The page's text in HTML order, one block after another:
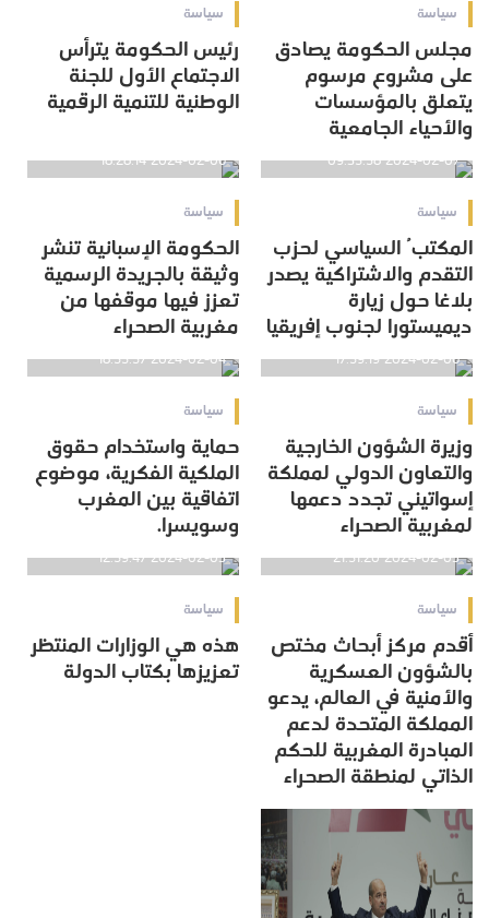
سياسة
مجلس الحكومة يصادق
على مشروع مرسوم
يتعلق بالمؤسسات
والأحياء الجامعية
سياسة
رئيس الحكومة يترأس
الاجتماع الأول للجنة
الوطنية للتنمية الرقمية
2024-02-07 09:35:58
سياسة
المكتبُ السياسي لحزب
التقدم والاشتراكية يصدر
بلاغا حول زيارة
ديميستورا لجنوب إفريقيا
2024-02-06 18:28:14
سياسة
الحكومة الإسبانية تنشر
وثيقة بالجريدة الرسمية
تعزز فيها موقفها من
مغربية الصحراء
2024-02-06 17:59:19
سياسة
وزيرة الشؤون الخارجية
والتعاون الدولي لمملكة
إسواتيني تجدد دعمها
لمغربية الصحراء
2024-02-04 18:55:57
سياسة
حماية واستخدام حقوق
الملكية الفكرية، موضوع
اتفاقية بين المغرب
وسويسرا.
2024-02-03 21:51:20
سياسة
أقدم مركز أبحاث مختص
بالشؤون العسكرية
والأمنية في العالم، يدعو
المملكة المتحدة لدعم
المبادرة المغربية للحكم
الذاتي لمنطقة الصحراء
2024-02-03 12:59:47
سياسة
هذه هي الوزارات المنتظر
تعزيزها بكتاب الدولة